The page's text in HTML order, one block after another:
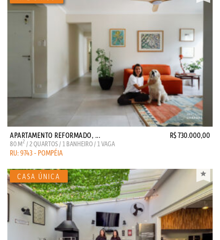
APARTAMENTO REFORMADO, ... R$ 730.000,00
80 M2 / 2 QUARTOS / 1 BANHEIRO / 1 VAGA
RU: 9743 - POMPÉIA